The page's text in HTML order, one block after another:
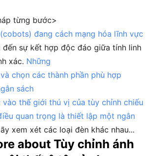
từng bước>
đang cách mạng hóa lĩnh vực
đến sự kết hợp độc đáo giữa tính linh
xác. Những
chọn các thành phần phù hợp
sách
thế giới thú vị của tùy chỉnh chiếu
quan trọng là thiết lập một ngân
xem xét các loại đèn khác nhau...
about Tùy chỉnh ánh